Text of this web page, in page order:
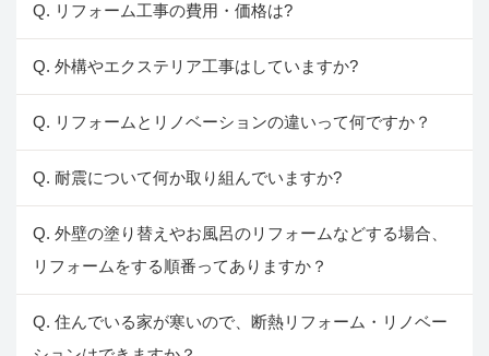
Q. リフォーム工事の費用・価格は?
Q. 外構やエクステリア工事はしていますか?
Q. リフォームとリノベーションの違いって何ですか？
Q. 耐震について何か取り組んでいますか?
Q. 外壁の塗り替えやお風呂のリフォームなどする場合、
リフォームをする順番ってありますか？
Q. 住んでいる家が寒いので、断熱リフォーム・リノベー